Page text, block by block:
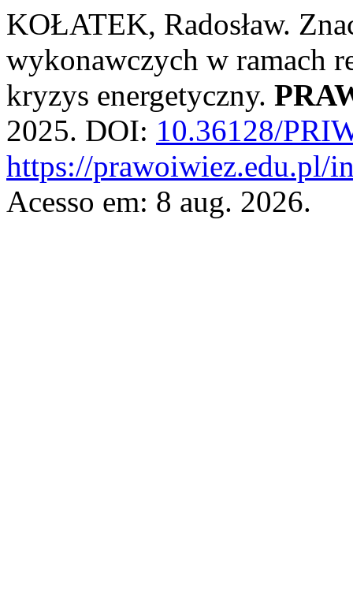
KOŁATEK, Radosław.
wykonawczych w ramach
kryzys energetyczny.
2025. DOI: 10.36128/
https://prawoiwiez.edu.pl/
Acesso em: 8 aug. 2026.